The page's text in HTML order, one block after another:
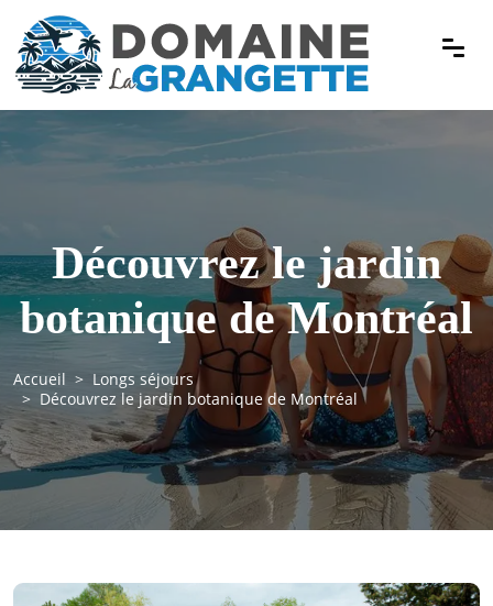
Découvrez le jardin
botanique de Montréal
Accueil
Longs séjours
Découvrez le jardin botanique de Montréal